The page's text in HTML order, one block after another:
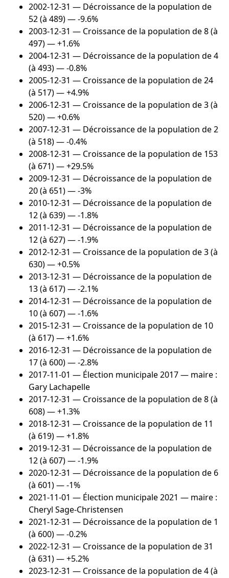
2002-12-31 — Décroissance de la population de
52 (à 489) — -9.6%
2003-12-31 — Croissance de la population de 8 (à
497) — +1.6%
2004-12-31 — Décroissance de la population de 4
(à 493) — -0.8%
2005-12-31 — Croissance de la population de 24
(à 517) — +4.9%
2006-12-31 — Croissance de la population de 3 (à
520) — +0.6%
2007-12-31 — Décroissance de la population de 2
(à 518) — -0.4%
2008-12-31 — Croissance de la population de 153
(à 671) — +29.5%
2009-12-31 — Décroissance de la population de
20 (à 651) — -3%
2010-12-31 — Décroissance de la population de
12 (à 639) — -1.8%
2011-12-31 — Décroissance de la population de
12 (à 627) — -1.9%
2012-12-31 — Croissance de la population de 3 (à
630) — +0.5%
2013-12-31 — Décroissance de la population de
13 (à 617) — -2.1%
2014-12-31 — Décroissance de la population de
10 (à 607) — -1.6%
2015-12-31 — Croissance de la population de 10
(à 617) — +1.6%
2016-12-31 — Décroissance de la population de
17 (à 600) — -2.8%
2017-11-01 — Élection municipale 2017 — maire :
Gary Lachapelle
2017-12-31 — Croissance de la population de 8 (à
608) — +1.3%
2018-12-31 — Croissance de la population de 11
(à 619) — +1.8%
2019-12-31 — Décroissance de la population de
12 (à 607) — -1.9%
2020-12-31 — Décroissance de la population de 6
(à 601) — -1%
2021-11-01 — Élection municipale 2021 — maire :
Cheryl Sage-Christensen
2021-12-31 — Décroissance de la population de 1
(à 600) — -0.2%
2022-12-31 — Croissance de la population de 31
(à 631) — +5.2%
2023-12-31 — Croissance de la population de 4 (à